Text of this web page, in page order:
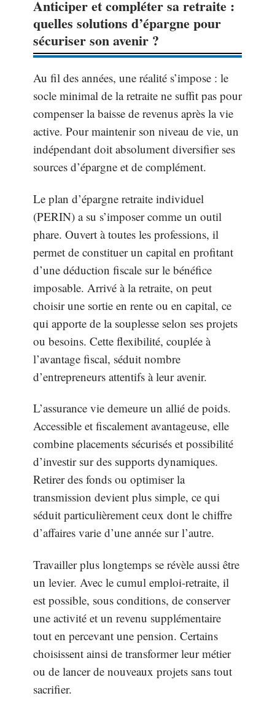
Anticiper et compléter sa retraite :
quelles solutions d’épargne pour
sécuriser son avenir ?
Au fil des années, une réalité s’impose : le
socle minimal de la retraite ne suffit pas pour
compenser la baisse de revenus après la vie
active. Pour maintenir son niveau de vie, un
indépendant doit absolument diversifier ses
sources d’épargne et de complément.
Le plan d’épargne retraite individuel
(PERIN) a su s’imposer comme un outil
phare. Ouvert à toutes les professions, il
permet de constituer un capital en profitant
d’une déduction fiscale sur le bénéfice
imposable. Arrivé à la retraite, on peut
choisir une sortie en rente ou en capital, ce
qui apporte de la souplesse selon ses projets
ou besoins. Cette flexibilité, couplée à
l’avantage fiscal, séduit nombre
d’entrepreneurs attentifs à leur avenir.
L’assurance vie demeure un allié de poids.
Accessible et fiscalement avantageuse, elle
combine placements sécurisés et possibilité
d’investir sur des supports dynamiques.
Retirer des fonds ou optimiser la
transmission devient plus simple, ce qui
séduit particulièrement ceux dont le chiffre
d’affaires varie d’une année sur l’autre.
Travailler plus longtemps se révèle aussi être
un levier. Avec le cumul emploi-retraite, il
est possible, sous conditions, de conserver
une activité et un revenu supplémentaire
tout en percevant une pension. Certains
choisissent ainsi de transformer leur métier
ou de lancer de nouveaux projets sans tout
sacrifier.